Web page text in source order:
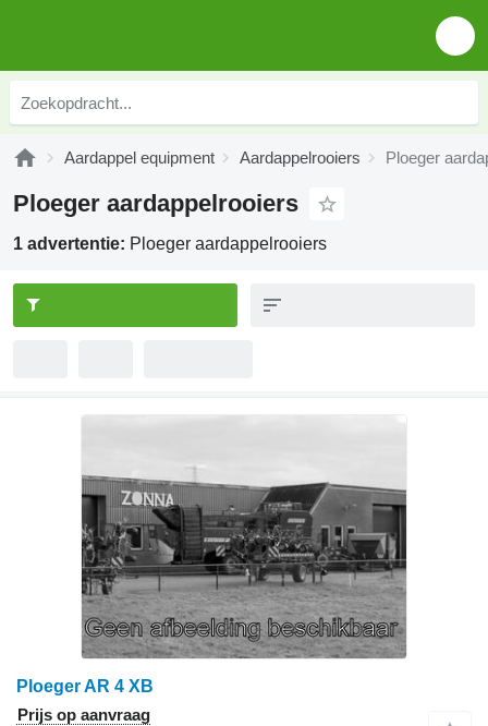
Aardappel equipment Aardappelrooiers Ploeger
Ploeger aardappelrooiers
1 advertentie: Ploeger aardappelrooiers
Ploeger AR 4 XB
Prijs op aanvraag